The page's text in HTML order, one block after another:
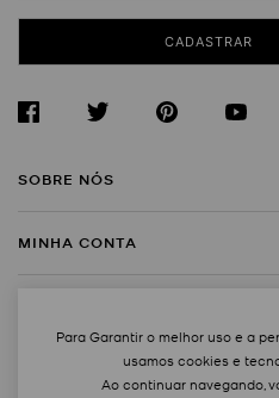
Para Garantir o melhor uso e a
usamos cookies e
Ao continuar navegando,
CADASTRAR
SOBRE NÓS
Trabalhe Conosco
MINHA CONTA
Rastreie Seu Pedido
MAPA DO SITE